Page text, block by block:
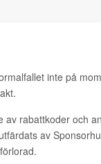
inte på
av rabattkoder och
av